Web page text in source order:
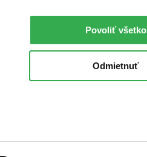
Povoliť všetko
Odmietnuť